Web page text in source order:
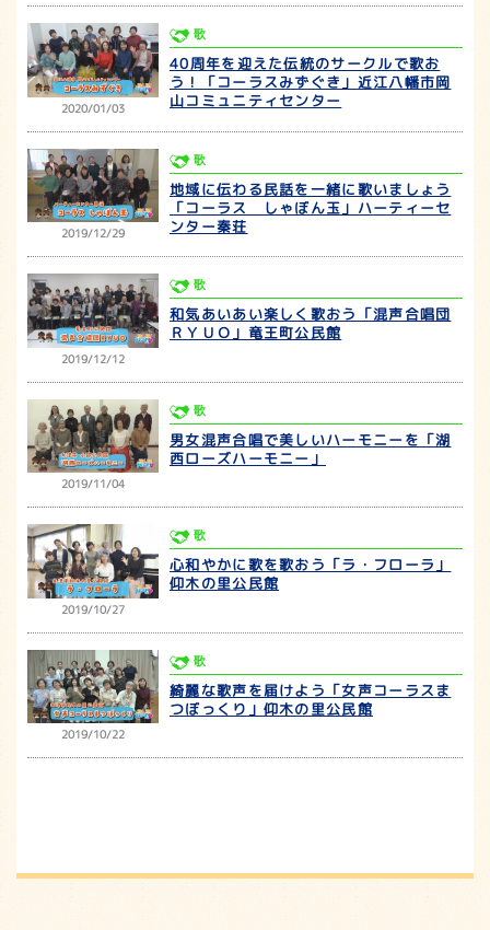
2020/01/03
歌
40周年を迎えた伝統のサークルで歌お
う！「コーラスみずぐき」近江八幡市岡
山コミュニティセンター
2019/12/29
歌
地域に伝わる民話を一緒に歌いましょう
「コーラス しゃぼん玉」ハーティーセ
ンター秦荘
2019/12/12
歌
和気あいあい楽しく歌おう「混声合唱団
ＲＹＵＯ」竜王町公民館
2019/11/04
歌
男女混声合唱で美しいハーモニーを「湖
西ローズハーモニー」
2019/10/27
歌
心和やかに歌を歌おう「ラ・フローラ」
仰木の里公民館
2019/10/22
歌
綺麗な歌声を届けよう「女声コーラスま
つぼっくり」仰木の里公民館